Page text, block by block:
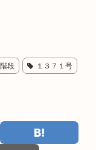
階段 １３７１号